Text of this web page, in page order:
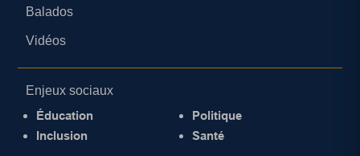
Balados
Vidéos
Enjeux sociaux
Éducation
Inclusion
Politique
Santé